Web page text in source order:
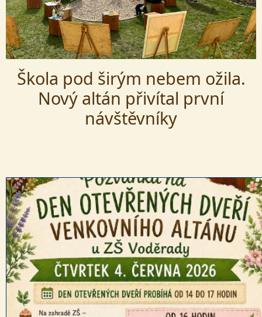
Škola pod širým nebem ožila.
Nový altán přivítal první
návštěvníky